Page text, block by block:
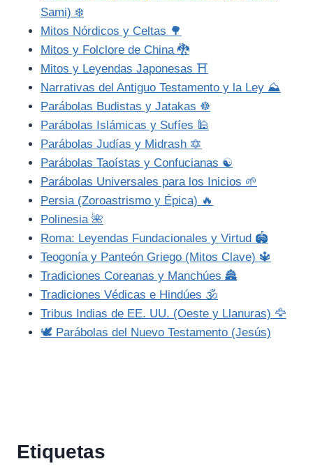
Sami) ❄️
Mitos Nórdicos y Celtas 🌳
Mitos y Folclore de China 🐉
Mitos y Leyendas Japonesas ⛩️
Narrativas del Antiguo Testamento y la Ley ⛰️
Parábolas Budistas y Jatakas ☸️
Parábolas Islámicas y Sufíes 🕌
Parábolas Judías y Midrash 🔯
Parábolas Taoístas y Confucianas ☯️
Parábolas Universales para los Inicios 🌱
Persia (Zoroastrismo y Épica) 🔥
Polinesia 🌺
Roma: Leyendas Fundacionales y Virtud 🏟️
Teogonía y Panteón Griego (Mitos Clave) 🔱
Tradiciones Coreanas y Manchúes 🏯
Tradiciones Védicas e Hindúes 🕉️
Tribus Indias de EE. UU. (Oeste y Llanuras) 🦅
🕊️ Parábolas del Nuevo Testamento (Jesús)
Etiquetas